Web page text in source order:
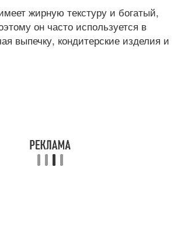
жирную текстуру и богатый,
он часто используется в
выпечку, кондитерские изделия и